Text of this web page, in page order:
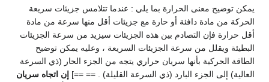
يمكن توضيح معنى الحرارة بما يلي : عندما تتلامس جزيئات سريعة
الحركة من مادة دافئة أو حارة مع جزيئات أقل منها سرعة من مادة
أقل حرارة فإن التصادم بين هذه الجزيئات سيزيد من سرعة الجزيئات
البطيئة ويقلل من سرعة الجزيئات السريعة ، وعليه يمكن توضيح
الطاقة الحركية بأنها سريان حراري يتجه من الجزء الحار (ذي السرعة
العالية) إلى الجزء البارد (ذي السرعة القليلة) . == ==]إن اتجاه سريان